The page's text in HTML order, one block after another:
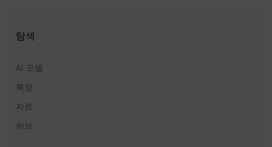
탐색
AI 모델
특징
자료
허브